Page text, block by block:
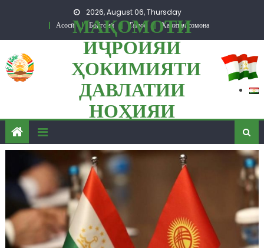
2026, August 06, Thursday
Асосӣ
Бойгонӣ Тамос Харитаи сомона
МАҚОМОТИ
ИҶРОИЯИ
ҲОКИМИЯТИ
ДАВЛАТИИ
НОҲИЯИ